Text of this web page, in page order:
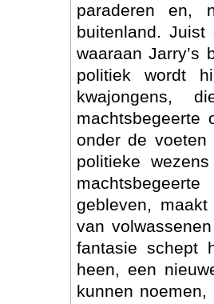
paraderen en,
buitenland.
waaraan Jarry’s
politiek wordt
kwajongens,
machtsbegeerte
onder de
politieke
gebleven,
van
fantasie schept
heen, een
kunnen